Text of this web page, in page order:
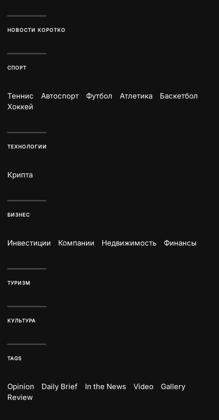
НОВОСТИ КОРОТКО
СПОРТ
Теннис Автоспорт Футбол Атлетика
Баскетбол
Хоккей
ТЕХНОЛОГИИ
Крипта
БИЗНЕС
Инвестиции Компании Недвижимость Финансы
ТУРИЗМ
КУЛЬТУРА
TAGS
Opinion Daily Brief In the News Video
Gallery
Review